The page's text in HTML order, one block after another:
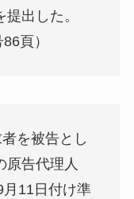
出した。
頁）
を被告とし
原告代理人
11日付け準